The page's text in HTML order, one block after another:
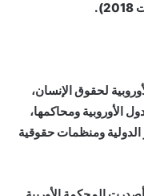
لحقوق الإنسان،
الأوروبية ومحاكمها،
ومنظمات حقوقية